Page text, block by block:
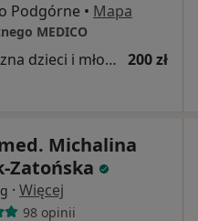
Podgórne • Mapa
MEDICO
Konsultacja psychologiczna dzieci i młodzieży 200 zł
Michalina
Zatońska
· Więcej
98 opinii